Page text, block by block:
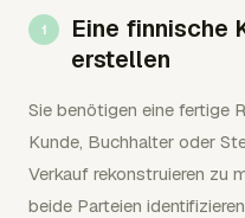
Eine finnische
erstellen
Sie benötigen eine fertige
Kunde, Buchhalter oder
Verkauf rekonstruieren zu
beide Parteien